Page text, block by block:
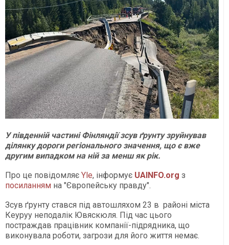
У південній частині Фінляндії зсув ґрунту зруйнував
ділянку дороги регіонального значення, що є вже
другим випадком на ній за менш як рік.
Про це повідомляє Yle, інформує UAINFO.org з
посиланням на "Європейську правду".
Зсув ґрунту стався під автошляхом 23 в районі міста
Кеуруу неподалік Ювяскюля. Під час цього
постраждав працівник компанії-підрядника, що
виконувала роботи, загрози для його життя немає.